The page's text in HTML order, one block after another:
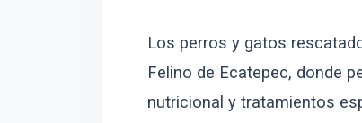
Los perros y gatos
Felino de Ecatepec, donde
nutricional y tratamientos